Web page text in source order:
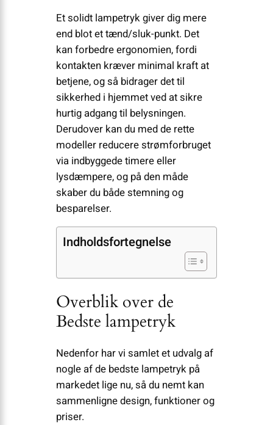
Et solidt lampetryk giver dig mere
end blot et tænd/sluk-punkt. Det
kan forbedre ergonomien, fordi
kontakten kræver minimal kraft at
betjene, og så bidrager det til
sikkerhed i hjemmet ved at sikre
hurtig adgang til belysningen.
Derudover kan du med de rette
modeller reducere strømforbruget
via indbyggede timere eller
lysdæmpere, og på den måde
skaber du både stemning og
besparelser.
Indholdsfortegnelse
Overblik over de
Bedste lampetryk
Nedenfor har vi samlet et udvalg af
nogle af de bedste lampetryk på
markedet lige nu, så du nemt kan
sammenligne design, funktioner og
priser.